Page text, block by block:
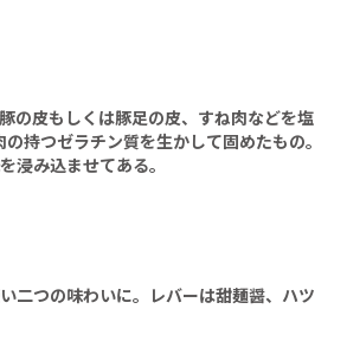
の皮もしくは豚足の皮、すね肉などを塩
の持つゼラチン質を生かして固めたもの。
浸み込ませてある。
二つの味わいに。レバーは甜麺醤、ハツ